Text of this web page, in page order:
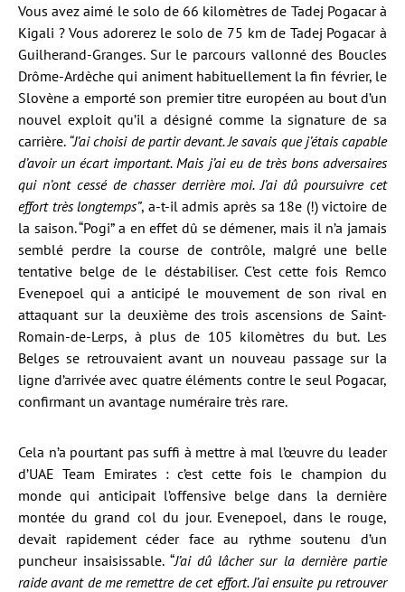
Vous avez aimé le solo de 66 kilomètres de Tadej Pogacar à
Kigali ? Vous adorerez le solo de 75 km de Tadej Pogacar à
Guilherand-Granges. Sur le parcours vallonné des Boucles
Drôme-Ardèche qui animent habituellement la fin février, le
Slovène a emporté son premier titre européen au bout d’un
nouvel exploit qu’il a désigné comme la signature de sa
carrière. “J’ai choisi de partir devant. Je savais que j’étais capable
d’avoir un écart important. Mais j’ai eu de très bons adversaires
qui n’ont cessé de chasser derrière moi. J’ai dû poursuivre cet
effort très longtemps”, a-t-il admis après sa 18e (!) victoire de
la saison. “Pogi” a en effet dû se démener, mais il n’a jamais
semblé perdre la course de contrôle, malgré une belle
tentative belge de le déstabiliser. C’est cette fois Remco
Evenepoel qui a anticipé le mouvement de son rival en
attaquant sur la deuxième des trois ascensions de Saint-
Romain-de-Lerps, à plus de 105 kilomètres du but. Les
Belges se retrouvaient avant un nouveau passage sur la
ligne d’arrivée avec quatre éléments contre le seul Pogacar,
confirmant un avantage numéraire très rare.
Cela n’a pourtant pas suffi à mettre à mal l’œuvre du leader
d’UAE Team Emirates : c’est cette fois le champion du
monde qui anticipait l’offensive belge dans la dernière
montée du grand col du jour. Evenepoel, dans le rouge,
devait rapidement céder face au rythme soutenu d’un
puncheur insaisissable. “J’ai dû lâcher sur la dernière partie
raide avant de me remettre de cet effort. J’ai ensuite pu retrouver